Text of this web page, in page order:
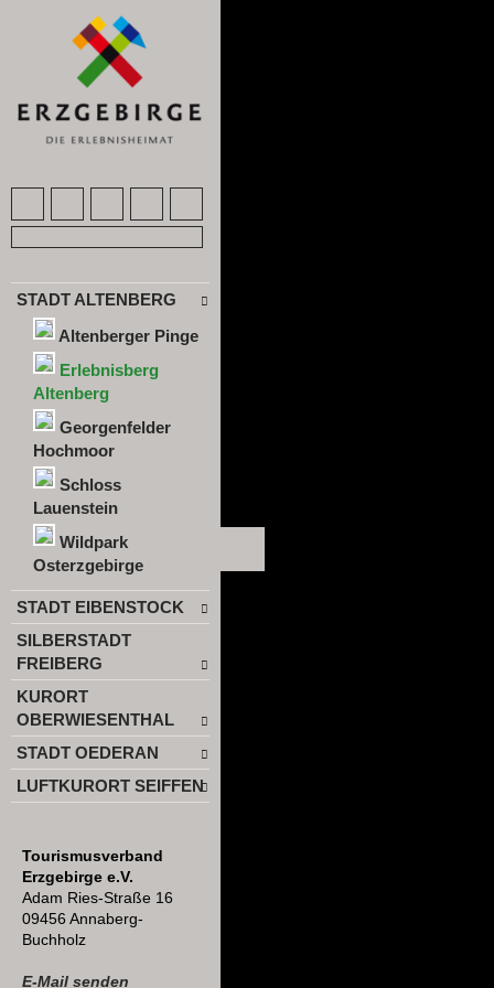
STADT ALTENBERG
Altenberger Pinge
Erlebnisberg
Altenberg
Georgenfelder
Hochmoor
Schloss
Lauenstein
Wildpark
Osterzgebirge
STADT EIBENSTOCK
SILBERSTADT
FREIBERG
KURORT
OBERWIESENTHAL
STADT OEDERAN
LUFTKURORT SEIFFEN
Tourismusverband
Erzgebirge e.V.
Adam Ries-Straße 16
09456 Annaberg-
Buchholz
E-Mail senden